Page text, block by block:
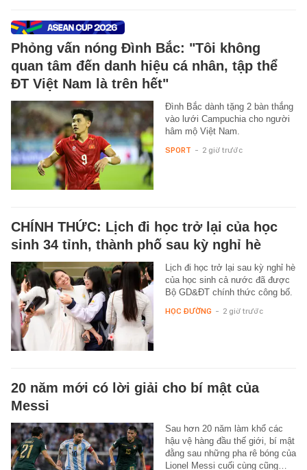
Phỏng vấn nóng Đình Bắc: "Tôi không
quan tâm đến danh hiệu cá nhân, tập thể
ĐT Việt Nam là trên hết"
Đình Bắc dành tặng 2 bàn thắng
vào lưới Campuchia cho người
hâm mộ Việt Nam.
SPORT - 2 giờ trước
CHÍNH THỨC: Lịch đi học trở lại của học
sinh 34 tỉnh, thành phố sau kỳ nghỉ hè
Lịch đi học trở lại sau kỳ nghỉ hè
của học sinh cả nước đã được
Bộ GD&ĐT chính thức công bố.
HỌC ĐƯỜNG - 2 giờ trước
20 năm mới có lời giải cho bí mật của
Messi
Sau hơn 20 năm làm khổ các
hậu vệ hàng đầu thế giới, bí mật
đằng sau những pha rê bóng của
Lionel Messi cuối cùng cũng…